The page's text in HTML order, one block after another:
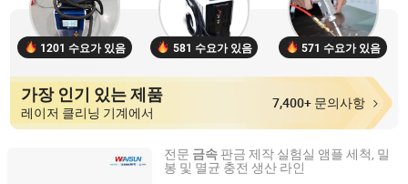
1201 수요가 있음 581 수요가 있음 571 수요가 있음
가장 인기 있는 제품
레이저 클리닝 기계에서
7,400+ 문의사항
전문 금속 판금 제작 실험실 앰플 세척, 밀
봉 및 멸균 충전 생산 라인
Jiangsu Wansheng Precision Sheet Metal Co., Ltd.